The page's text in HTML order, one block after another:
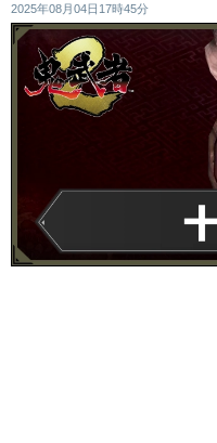
2025年08月04日17時45分